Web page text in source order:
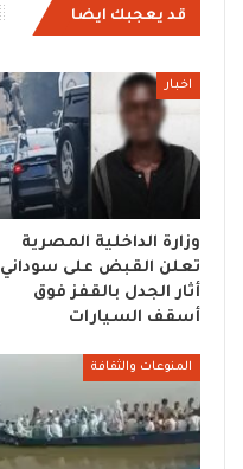
قد يعجبك ايضا
اخبار
وزارة الداخلية المصرية
تعلن القبض على سوداني
أثار الجدل بالقفز فوق
أسقف السيارات
المنوعات والثقافة